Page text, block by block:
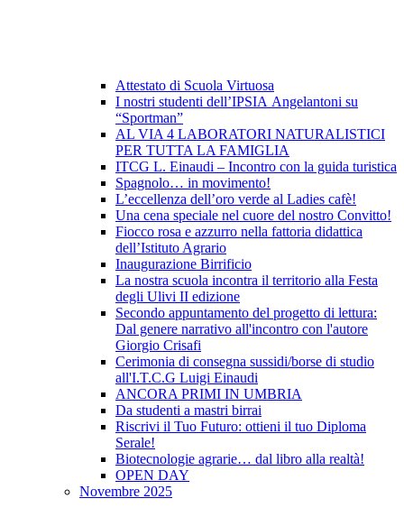
Attestato di Scuola Virtuosa
I nostri studenti dell’IPSIA Angelantoni su
“Sportman”
AL VIA 4 LABORATORI NATURALISTICI
PER TUTTA LA FAMIGLIA
ITCG L. Einaudi – Incontro con la guida turistica
Spagnolo… in movimento!
L’eccellenza dell’oro verde al Ladies cafè!
Una cena speciale nel cuore del nostro Convitto!
Fiocco rosa e azzurro nella fattoria didattica
dell’Istituto Agrario
Inaugurazione Birrificio
La nostra scuola incontra il territorio alla Festa
degli Ulivi II edizione
Secondo appuntamento del progetto di lettura:
Dal genere narrativo all'incontro con l'autore
Giorgio Crisafi
Cerimonia di consegna sussidi/borse di studio
all'I.T.C.G Luigi Einaudi
ANCORA PRIMI IN UMBRIA
Da studenti a mastri birrai
Riscrivi il Tuo Futuro: ottieni il tuo Diploma
Serale!
Biotecnologie agrarie… dal libro alla realtà!
OPEN DAY
Novembre 2025